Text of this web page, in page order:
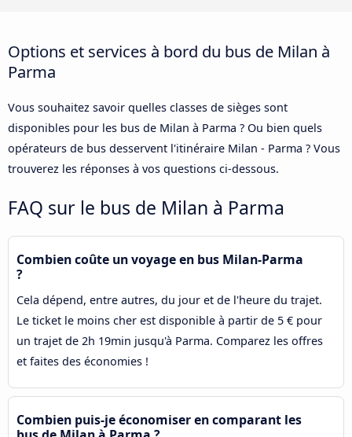
Options et services à bord du bus de Milan à
Parma
Vous souhaitez savoir quelles classes de sièges sont
disponibles pour les bus de Milan à Parma ? Ou bien quels
opérateurs de bus desservent l'itinéraire Milan - Parma ? Vous
trouverez les réponses à vos questions ci-dessous.
FAQ sur le bus de Milan à Parma
Combien coûte un voyage en bus Milan-Parma
?
Cela dépend, entre autres, du jour et de l'heure du trajet.
Le ticket le moins cher est disponible à partir de 5 € pour
un trajet de 2h 19min jusqu'à Parma. Comparez les offres
et faites des économies !
Combien puis-je économiser en comparant les